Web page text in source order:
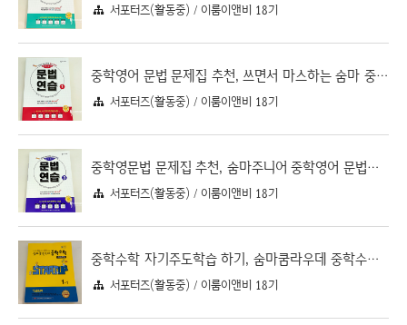
서포터즈(활동중) / 이룸이앤비 18기
중학영어 문법 문제집 추천, 쓰면서 마스하는 숨마 중학영어 문법연습 1
서포터즈(활동중) / 이룸이앤비 18기
중학영문법 문제집 추천, 숨마주니어 중학영어 문법연습 3
서포터즈(활동중) / 이룸이앤비 18기
중학수학 자기주도학습 하기, 숨마쿰라우데 중학수학 스타트업 1-1
서포터즈(활동중) / 이룸이앤비 18기